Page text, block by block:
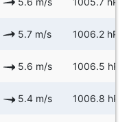
5.7 m/s 1006.2 hPa
5.6 m/s 1006.5 hPa
5.4 m/s 1006.8 hPa